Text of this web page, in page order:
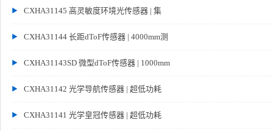
CXHA31145 高灵敏度环境光传感器 | 集
CXHA31144 长距dToF传感器 | 4000mm测
CXHA31143SD 微型dToF传感器 | 1000mm
CXHA31142 光学导航传感器 | 超低功耗
CXHA31141 光学皇冠传感器 | 超低功耗